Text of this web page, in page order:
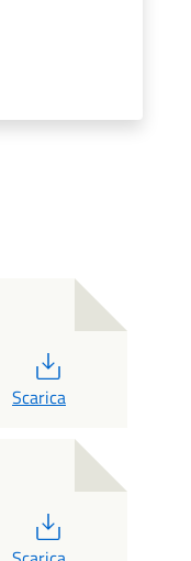
Scarica